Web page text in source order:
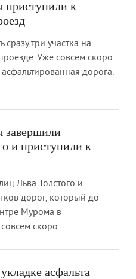
приступили к
три участка на
Уже совсем скоро
дорога.
завершили
и приступили к
Льва Толстого и
дорог, который до
Мурома в
скоро
асфальта